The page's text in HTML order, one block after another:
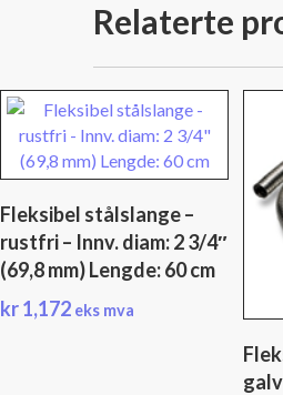
Relaterte
Fleksibel stålslange –
rustfri – Innv. diam: 2 3/4″
(69,8 mm) Lengde: 60 cm
kr1,172 eks mva